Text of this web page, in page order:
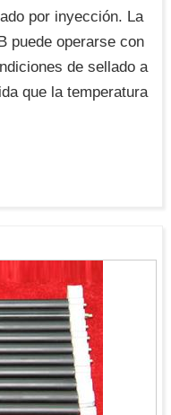
por inyección. La
puede operarse con
de sellado a
que la temperatura